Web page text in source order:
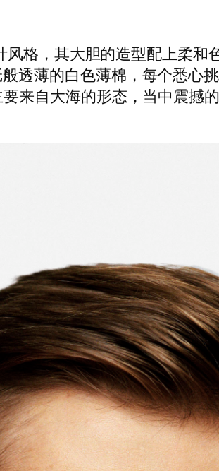
风格，其大胆的造型配上柔
透薄的白色薄棉，每个悉心
来自大海的形态，当中震撼